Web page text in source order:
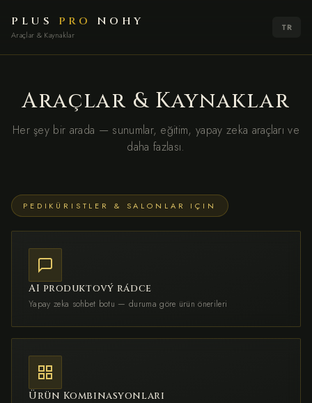
PLUS PRO NOHY
Araçlar & Kaynaklar
TR
Araçlar & Kaynaklar
Her şey bir arada — sunumlar, eğitim, yapay zeka araçları ve
daha fazlası.
PEDIKÜRISTLER & SALONLAR IÇIN
AI produktový rádce
Yapay zeka sohbet botu — duruma göre ürün önerileri
Ürün Kombinasyonları